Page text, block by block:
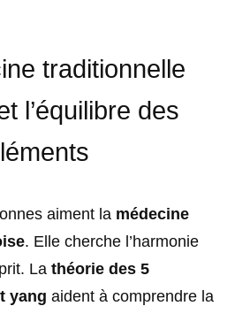
traditionnelle
l’équilibre des
aiment la médecine
. Elle cherche l’harmonie
La théorie des 5
yang aident à comprendre la